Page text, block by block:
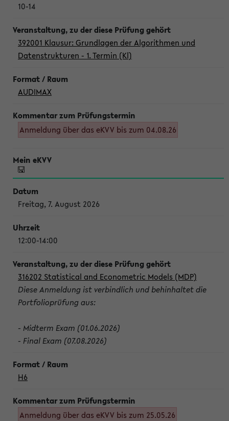
10-14
392001 Klausur: Grundlagen der Algorithmen und
Datenstrukturen - 1. Termin (Kl)
AUDIMAX
Anmeldung über das eKVV bis zum 04.08.26
Freitag, 7. August 2026
12:00-14:00
316202 Statistical and Econometric Models (MDP)
Diese Anmeldung ist verbindlich und behinhaltet die
Portfolioprüfung aus:
- Midterm Exam (01.06.2026)
- Final Exam (07.08.2026)
H6
Anmeldung über das eKVV bis zum 25.05.26